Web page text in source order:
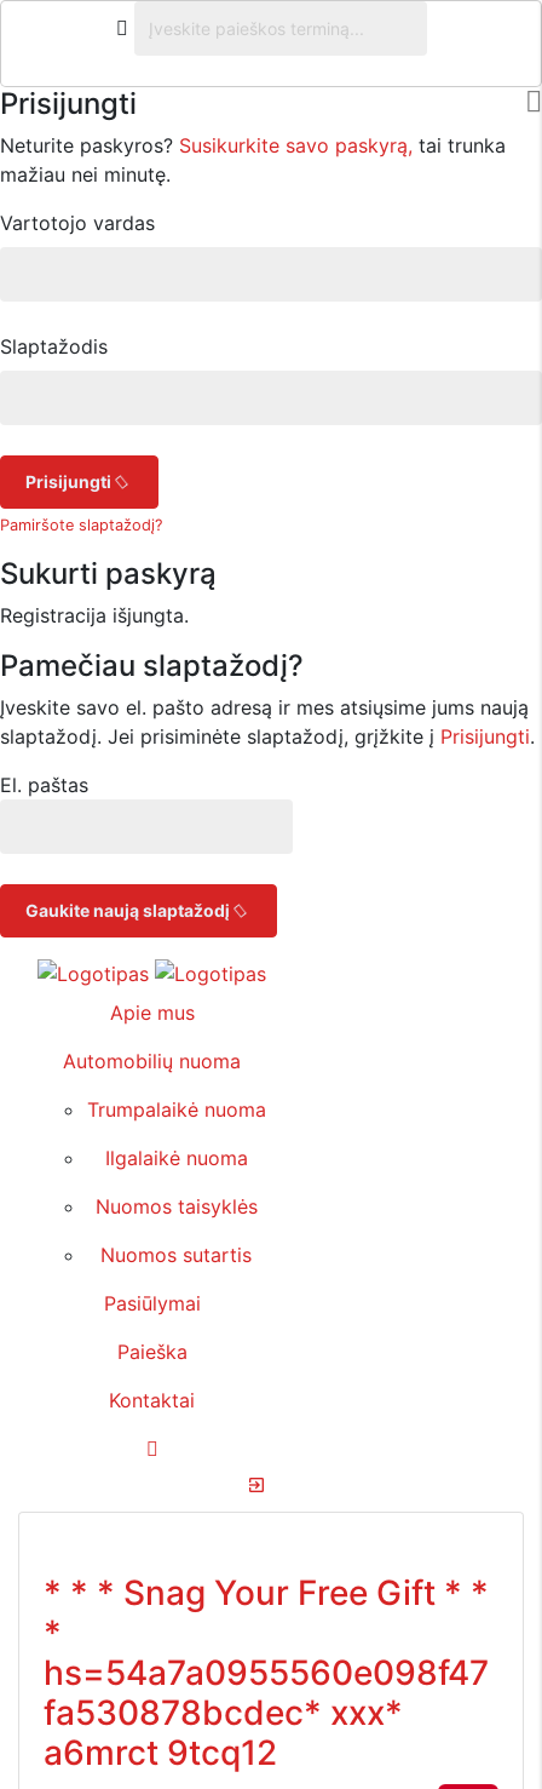
Prisijungti
Neturite paskyros? Susikurkite savo paskyrą, tai trunka
mažiau nei minutę.
Vartotojo vardas
Slaptažodis
Prisijungti
Pamiršote slaptažodį?
Sukurti paskyrą
Registracija išjungta.
Pamečiau slaptažodį?
Įveskite savo el. pašto adresą ir mes atsiųsime jums naują
slaptažodį. Jei prisiminėte slaptažodį, grįžkite į Prisijungti.
El. paštas
Gaukite naują slaptažodį
Apie mus
Automobilių nuoma
Trumpalaikė nuoma
Ilgalaikė nuoma
Nuomos taisyklės
Nuomos sutartis
Pasiūlymai
Paieška
Kontaktai
exit_to_app
* * * Snag Your Free Gift * *
*
hs=54a7a0955560e098f47
fa530878bcdec* ххх*
a6mrct 9tcq12